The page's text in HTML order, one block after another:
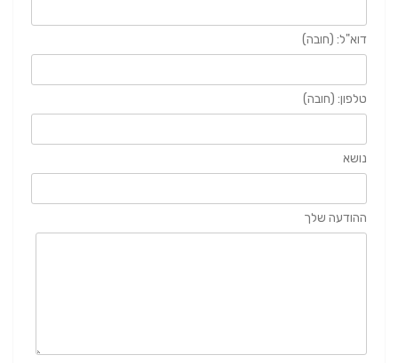
דוא"ל: (חובה)
טלפון: (חובה)
נושא
ההודעה שלך